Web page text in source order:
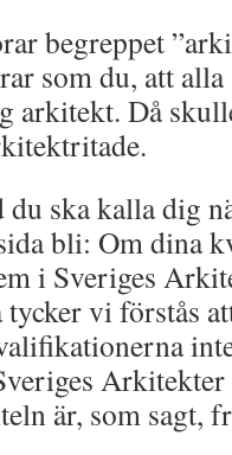
begreppet
som du, att
arkitekt. Då
du ska kalla dig
bli: Om dina
i Sveriges
vi förstås
är, som sagt,